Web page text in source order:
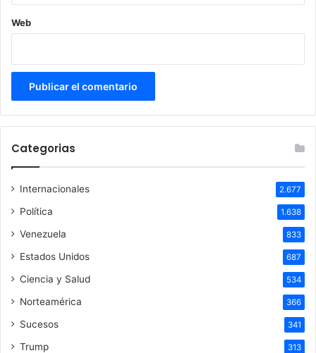
Web
Categorias
Internacionales 2.677
Política 1.638
Venezuela 833
Estados Unidos 687
Ciencia y Salud 534
Norteamérica 366
Sucesos 341
Trump 313